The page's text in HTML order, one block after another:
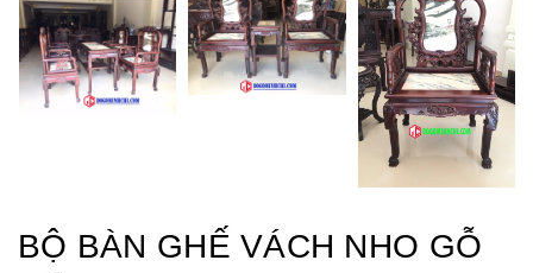
BỘ BÀN GHẾ VÁCH NHO GỖ